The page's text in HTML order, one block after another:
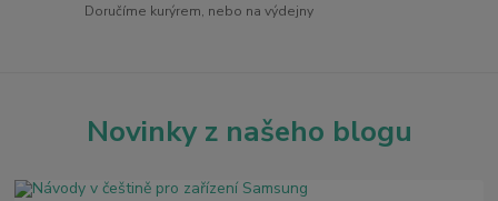
Doručíme kurýrem, nebo na výdejny
Novinky z našeho blogu